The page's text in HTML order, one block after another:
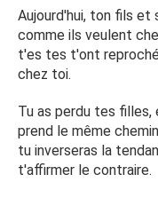
Mon fils qui a vue ses
ma tjr dit maman je
es bien pire je suis
ans ont était très
pensable il me
que je pensais a mes
moi .lui maintenant il
pour juillet il ne veux
Aujourd'hui, ton fils
comme ils veulent
t'es tes t'ont
chez toi.
Tu as perdu tes
prend le même
tu inverseras la
t'affirmer le contraire.